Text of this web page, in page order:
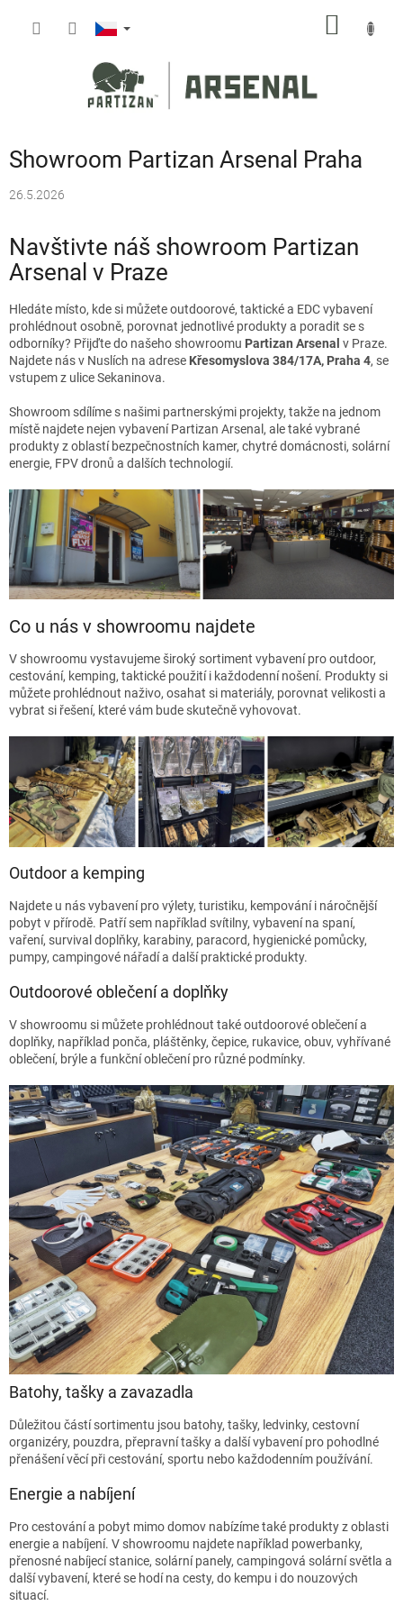
Showroom Partizan Arsenal Praha
26.5.2026
Navštivte náš showroom Partizan
Arsenal v Praze
Hledáte místo, kde si můžete outdoorové, taktické a EDC vybavení
prohlédnout osobně, porovnat jednotlivé produkty a poradit se s
odborníky? Přijďte do našeho showroomu Partizan Arsenal v Praze.
Najdete nás v Nuslích na adrese Křesomyslova 384/17A, Praha 4, se
vstupem z ulice Sekaninova.
Showroom sdílíme s našimi partnerskými projekty, takže na jednom
místě najdete nejen vybavení Partizan Arsenal, ale také vybrané
produkty z oblastí bezpečnostních kamer, chytré domácnosti, solární
energie, FPV dronů a dalších technologií.
Co u nás v showroomu najdete
V showroomu vystavujeme široký sortiment vybavení pro outdoor,
cestování, kemping, taktické použití i každodenní nošení. Produkty si
můžete prohlédnout naživo, osahat si materiály, porovnat velikosti a
vybrat si řešení, které vám bude skutečně vyhovovat.
Outdoor a kemping
Najdete u nás vybavení pro výlety, turistiku, kempování i náročnější
pobyt v přírodě. Patří sem například svítilny, vybavení na spaní,
vaření, survival doplňky, karabiny, paracord, hygienické pomůcky,
pumpy, campingové nářadí a další praktické produkty.
Outdoorové oblečení a doplňky
V showroomu si můžete prohlédnout také outdoorové oblečení a
doplňky, například ponča, pláštěnky, čepice, rukavice, obuv, vyhřívané
oblečení, brýle a funkční oblečení pro různé podmínky.
Batohy, tašky a zavazadla
Důležitou částí sortimentu jsou batohy, tašky, ledvinky, cestovní
organizéry, pouzdra, přepravní tašky a další vybavení pro pohodlné
přenášení věcí při cestování, sportu nebo každodenním používání.
Energie a nabíjení
Pro cestování a pobyt mimo domov nabízíme také produkty z oblasti
energie a nabíjení. V showroomu najdete například powerbanky,
přenosné nabíjecí stanice, solární panely, campingová solární světla a
další vybavení, které se hodí na cesty, do kempu i do nouzových
situací.